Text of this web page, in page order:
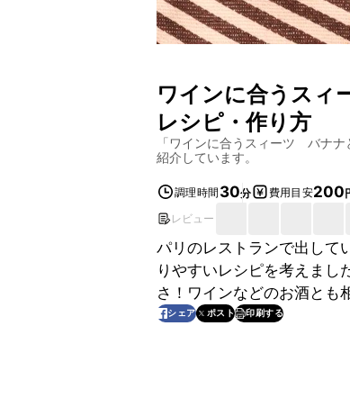
ワインに合うスィ
レシピ・作り方
「ワインに合うスィーツ バナナ
紹介しています。
調理時間 30分 費用目安200
レビュー
パリのレストランで出して
りやすいレシピを考えまし
さ！ワインなどのお酒とも
シェア ポスト 印刷する